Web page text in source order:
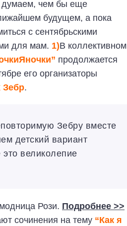
чем бы еще
будущем, а пока
с сентябрьскими
для мам. 1)В коллективном
продолжается
его организаторы
Зебр.
Зебру вместе
детский вариант
великолепие
Рози. Подробнее >>
сочинения на тему “Как я